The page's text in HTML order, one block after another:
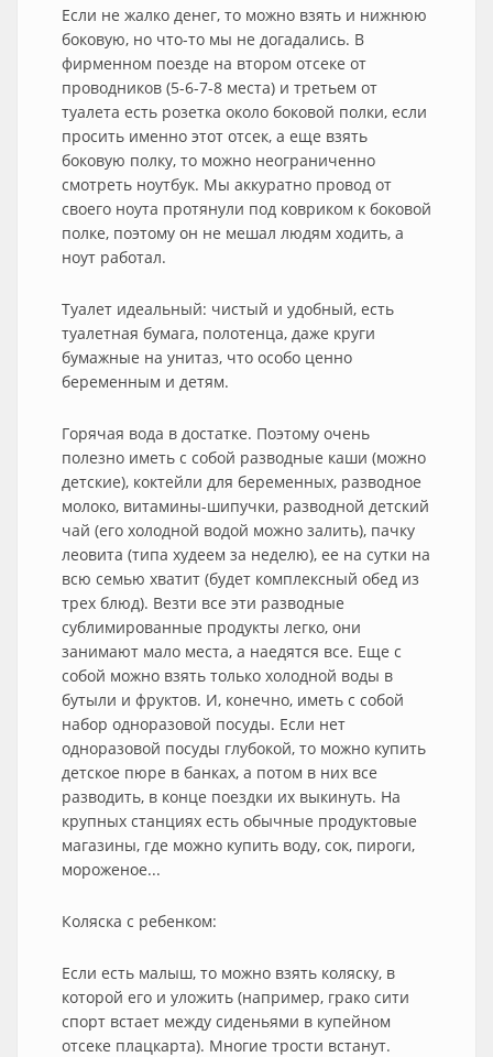
Если не жалко денег, то можно взять и нижнюю
боковую, но что-то мы не догадались. В
фирменном поезде на втором отсеке от
проводников (5-6-7-8 места) и третьем от
туалета есть розетка около боковой полки, если
просить именно этот отсек, а еще взять
боковую полку, то можно неограниченно
смотреть ноутбук. Мы аккуратно провод от
своего ноута протянули под ковриком к боковой
полке, поэтому он не мешал людям ходить, а
ноут работал.
Туалет идеальный: чистый и удобный, есть
туалетная бумага, полотенца, даже круги
бумажные на унитаз, что особо ценно
беременным и детям.
Горячая вода в достатке. Поэтому очень
полезно иметь с собой разводные каши (можно
детские), коктейли для беременных, разводное
молоко, витамины-шипучки, разводной детский
чай (его холодной водой можно залить), пачку
леовита (типа худеем за неделю), ее на сутки на
всю семью хватит (будет комплексный обед из
трех блюд). Везти все эти разводные
сублимированные продукты легко, они
занимают мало места, а наедятся все. Еще с
собой можно взять только холодной воды в
бутыли и фруктов. И, конечно, иметь с собой
набор одноразовой посуды. Если нет
одноразовой посуды глубокой, то можно купить
детское пюре в банках, а потом в них все
разводить, в конце поездки их выкинуть. На
крупных станциях есть обычные продуктовые
магазины, где можно купить воду, сок, пироги,
мороженое...
Коляска с ребенком:
Если есть малыш, то можно взять коляску, в
которой его и уложить (например, грако сити
спорт встает между сиденьями в купейном
отсеке плацкарта). Многие трости встанут.